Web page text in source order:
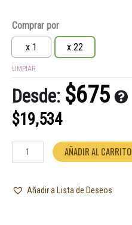
Comprar por
x 1
x 22
LIMPIAR
Desde: $675
$19,534
Celulosa
Prisma
Green
Ultra
Fino
1¼
cantidad
AÑADIR AL CARRITO
Añadir a Lista de Deseos